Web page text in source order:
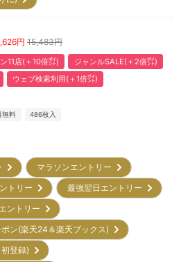
円 15,483円
11店(＋10倍㌽)
ジャンルSALE(＋2倍㌽)
ウェブ検索利用(＋1倍㌽)
無料 486枚入
マラソンエントリー
ントリー
最強翌日エントリー
ントリー
ポン(楽天24＆楽天ブックス)
初登録)